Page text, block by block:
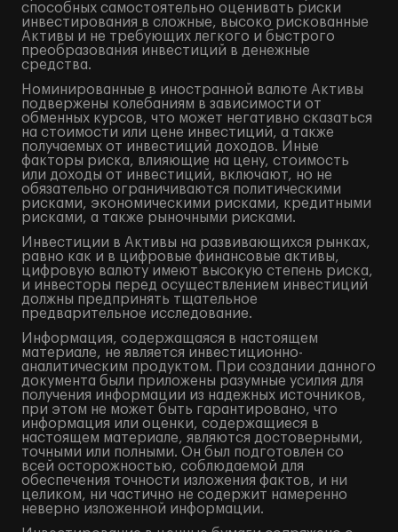
способных самостоятельно оценивать риски
инвестирования в сложные, высоко рискованные
Активы и не требующих легкого и быстрого
преобразования инвестиций в денежные
средства.
Номинированные в иностранной валюте Активы
подвержены колебаниям в зависимости от
обменных курсов, что может негативно сказаться
на стоимости или цене инвестиций, а также
получаемых от инвестиций доходов. Иные
факторы риска, влияющие на цену, стоимость
или доходы от инвестиций, включают, но не
обязательно ограничиваются политическими
рисками, экономическими рисками, кредитными
рисками, а также рыночными рисками.
Инвестиции в Активы на развивающихся рынках,
равно как и в цифровые финансовые активы,
цифровую валюту имеют высокую степень риска,
и инвесторы перед осуществлением инвестиций
должны предпринять тщательное
предварительное исследование.
Информация, содержащаяся в настоящем
материале, не является инвестиционно-
аналитическим продуктом. При создании данного
документа были приложены разумные усилия для
получения информации из надежных источников,
при этом не может быть гарантировано, что
информация или оценки, содержащиеся в
настоящем материале, являются достоверными,
точными или полными. Он был подготовлен со
всей осторожностью, соблюдаемой для
обеспечения точности изложения фактов, и ни
целиком, ни частично не содержит намеренно
неверно изложенной информации.